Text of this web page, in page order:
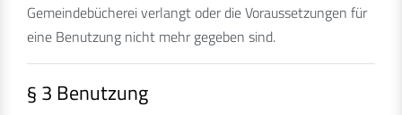
Gemeindebücherei verlangt oder die Voraussetzungen für
eine Benutzung nicht mehr gegeben sind.
§ 3 Benutzung